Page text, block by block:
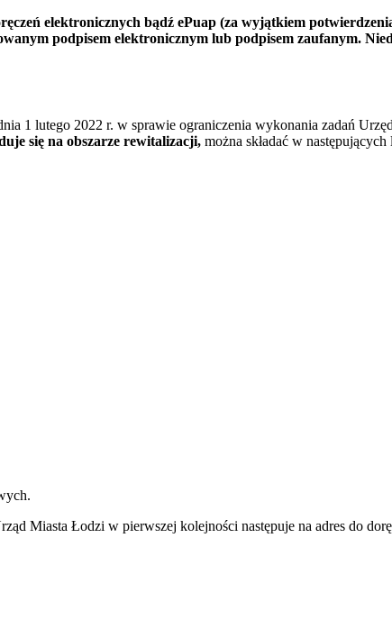
elektronicznych bądź ePuap (za wyjątkiem
podpisem elektronicznym lub podpisem zaufanym.
1 lutego 2022 r. w sprawie ograniczenia wykonania zadań
się na obszarze rewitalizacji, można składać w
Miasta Łodzi w pierwszej kolejności następuje na adres do